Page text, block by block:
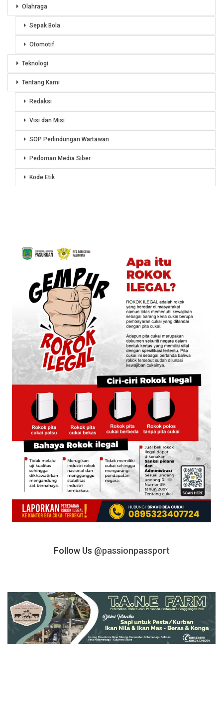
Olahraga
Sepak Bola
Otomotif
Teknologi
Tentang Kami
Redaksi
Visi dan Misi
SOP Perlindungan Wartawan
Pedoman Media Siber
Kode Etik
Follow Us @passionpassport